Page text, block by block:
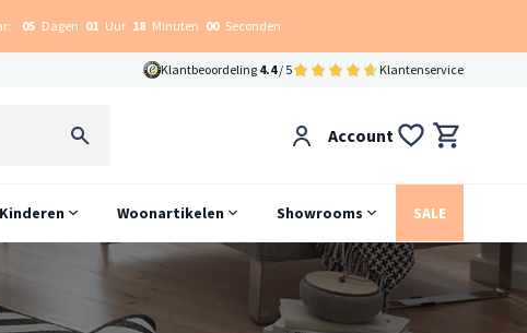
05 Dagen 01 Uur 17 Minuten 59 Seconden
Klantbeoordeling 4.4/ 5 Klantenservice
Account
Kinderen Woonartikelen Showrooms SALE